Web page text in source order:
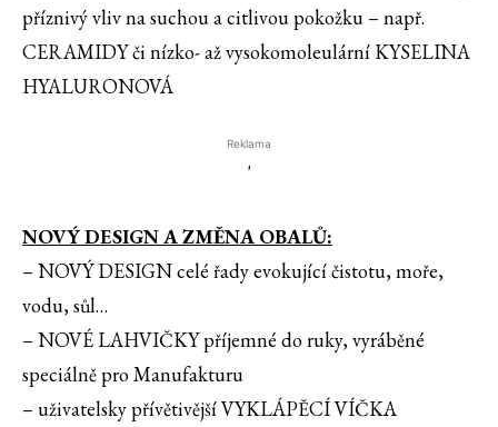
příznivý vliv na suchou a citlivou pokožku – např.
CERAMIDY či nízko- až vysokomoleulární KYSELINA
HYALURONOVÁ
Reklama
'
NOVÝ DESIGN A ZMĚNA OBALŮ:
– NOVÝ DESIGN celé řady evokující čistotu, moře,
vodu, sůl…
– NOVÉ LAHVIČKY příjemné do ruky, vyráběné
speciálně pro Manufakturu
– uživatelsky přívětivější VYKLÁPĚCÍ VÍČKA